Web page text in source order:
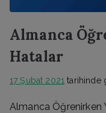
Almanca
Hatalar
17 Şubat 2021 tarihinde
Almanca Öğrenirken